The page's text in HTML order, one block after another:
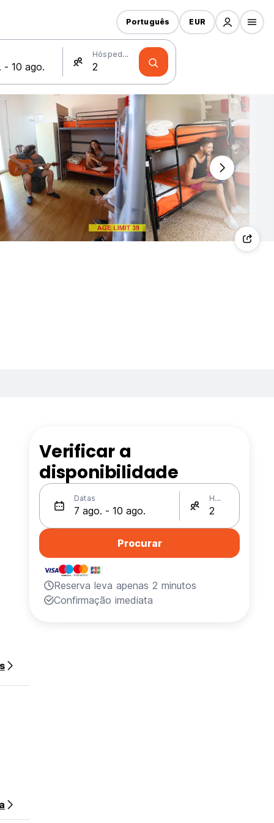
Hóspedes
Português EUR
Verificar a
disponibilidade
Datas Hóspedes
Procurar
Reserva leva apenas 2 minutos
Confirmação imediata